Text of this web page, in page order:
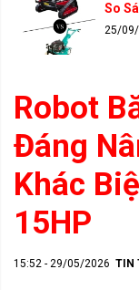
So
25/
Robot
Đáng
Khác
15HP
15:52 - 29/05/2026 TIN